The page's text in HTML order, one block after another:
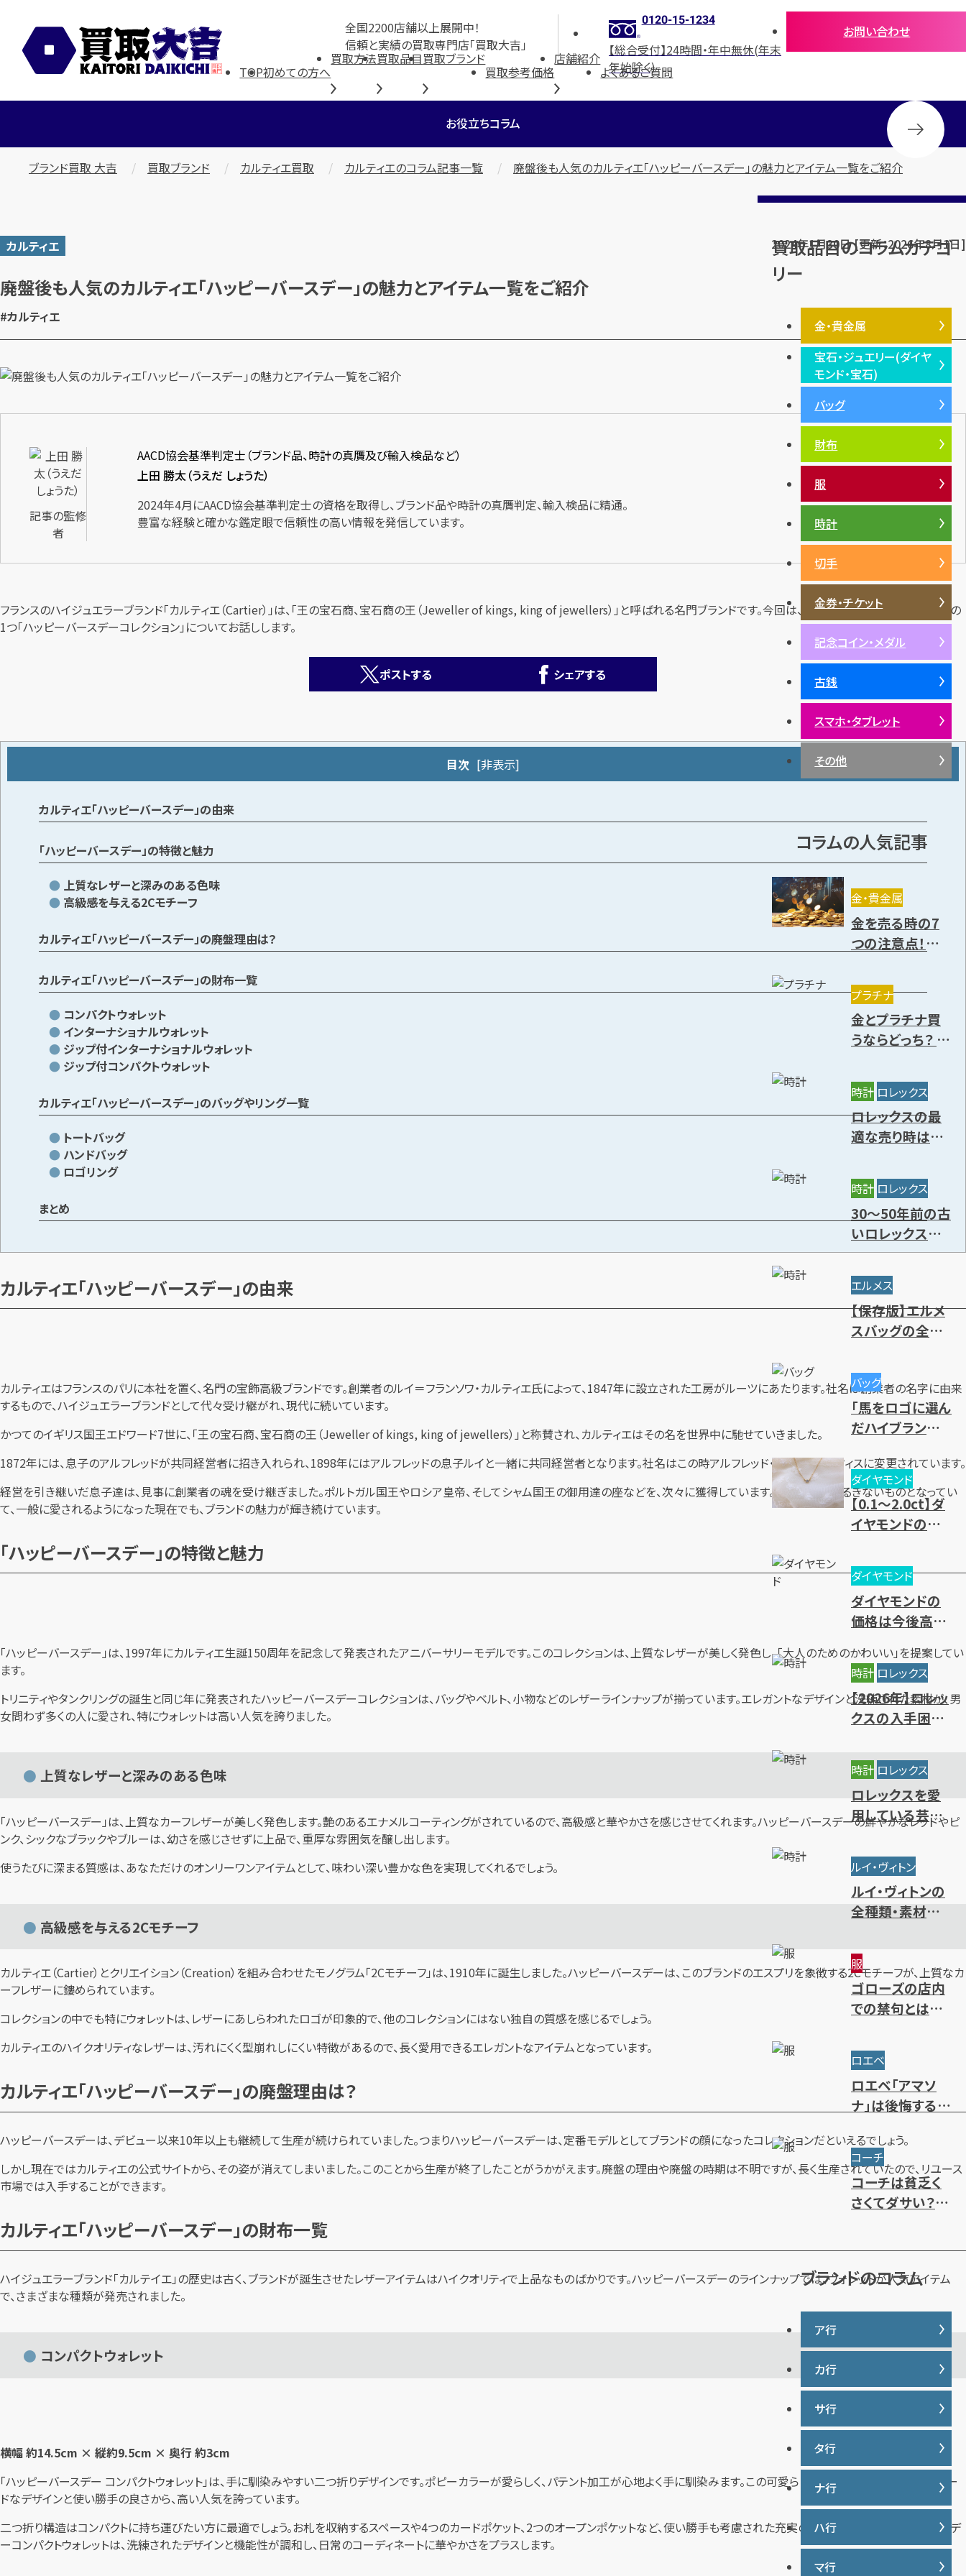
全国2200店舗以上展開中！
信頼と実績の買取専門店「買取大吉」
0120-15-1234
【総合受付】24時間・年中無休(年末
年始除く)
お問い合わせ
TOP初めての方へ
買取方法買取品目買取ブランド
買取参考価格
店舗紹介
よくあるご質問
お役立ちコラム
ブランド買取 大吉 買取ブランド カルティエ買取 カルティエのコラム記事一覧 廃盤後も人気のカルティエ「ハッピーバースデー」の魅力とアイテム一覧をご紹介
カルティエ 2024年1月30日 [更新：2026年8月1日]
廃盤後も人気のカルティエ「ハッピーバースデー」の魅力とアイテム一覧をご紹介
#カルティエ
記事の監修
者
AACD協会基準判定士（ブランド品、時計の真贋及び輸入検品など）
上田 勝太（うえだ しょうた）
2024年4月にAACD協会基準判定士の資格を取得し、ブランド品や時計の真贋判定、輸入検品に精通。
豊富な経験と確かな鑑定眼で信頼性の高い情報を発信しています。
フランスのハイジュエラーブランド「カルティエ（Cartier）」は、「王の宝石商、宝石商の王（Jeweller of kings, king of jewellers）」と呼ばれる名門ブランドです。今回は、そんなカルティエの人気ラインの
1つ「ハッピーバースデーコレクション」についてお話しします。
ポストする シェアする
目次 [非表示]
カルティエ「ハッピーバースデー」の由来
「ハッピーバースデー」の特徴と魅力
上質なレザーと深みのある色味
高級感を与える2Cモチーフ
カルティエ「ハッピーバースデー」の廃盤理由は？
カルティエ「ハッピーバースデー」の財布一覧
コンパクトウォレット
インターナショナルウォレット
ジップ付インターナショナルウォレット
ジップ付コンパクトウォレット
カルティエ「ハッピーバースデー」のバッグやリング一覧
トートバッグ
ハンドバッグ
ロゴリング
まとめ
カルティエ「ハッピーバースデー」の由来
カルティエはフランスのパリに本社を置く、名門の宝飾高級ブランドです。創業者のルイ＝フランソワ・カルティエ氏によって、1847年に設立された工房がルーツにあたります。社名は創業者の名字に由来
するもので、ハイジュエラーブランドとして代々受け継がれ、現代に続いています。
かつてのイギリス国王エドワード7世に、「王の宝石商、宝石商の王（Jeweller of kings, king of jewellers）」と称賛され、カルティエはその名を世界中に馳せていきました。
1872年には、息子のアルフレッドが共同経営者に招き入れられ、1898年にはアルフレッドの息子ルイと一緒に共同経営者となります。社名はこの時アルフレッド・カルティエ＆フィスに変更されています。
経営を引き継いだ息子達は、見事に創業者の魂を受け継ぎました。ポルトガル国王やロシア皇帝、そしてシャム国王の御用達の座などを、次々に獲得しています。その名声は揺るぎないものとなってい
て、一般に愛されるようになった現在でも、ブランドの魅力が輝き続けています。
「ハッピーバースデー」の特徴と魅力
「ハッピーバースデー」は、1997年にカルティエ生誕150周年を記念して発表されたアニバーサリーモデルです。このコレクションは、上質なレザーが美しく発色し、「大人のためのかわいい」を提案してい
ます。
トリニティやタンクリングの誕生と同じ年に発表されたハッピーバースデーコレクションは、バッグやベルト、小物などのレザーラインナップが揃っています。エレガントなデザインと洗練された素材が、男
女問わず多くの人に愛され、特にウォレットは高い人気を誇りました。
上質なレザーと深みのある色味
「ハッピーバースデー」は、上質なカーフレザーが美しく発色します。艶のあるエナメルコーティングがされているので、高級感と華やかさを感じさせてくれます。ハッピーバースデーの鮮やかなレッドやピ
ンク、シックなブラックやブルーは、幼さを感じさせずに上品で、重厚な雰囲気を醸し出します。
使うたびに深まる質感は、あなただけのオンリーワンアイテムとして、味わい深い豊かな色を実現してくれるでしょう。
高級感を与える2Cモチーフ
カルティエ（Cartier）とクリエイション（Creation）を組み合わせたモノグラム「2Cモチーフ」は、1910年に誕生しました。ハッピーバースデーは、このブランドのエスプリを象徴する2Cモチーフが、上質なカ
ーフレザーに鏤められています。
コレクションの中でも特にウォレットは、レザーにあしらわれたロゴが印象的で、他のコレクションにはない独自の質感を感じるでしょう。
カルティエのハイクオリティなレザーは、汚れにくく型崩れしにくい特徴があるので、長く愛用できるエレガントなアイテムとなっています。
カルティエ「ハッピーバースデー」の廃盤理由は？
ハッピーバースデーは、デビュー以来10年以上も継続して生産が続けられていました。つまりハッピーバースデーは、定番モデルとしてブランドの顔になったコレクションだといえるでしょう。
しかし現在ではカルティエの公式サイトから、その姿が消えてしまいました。このことから生産が終了したことがうかがえます。廃盤の理由や廃盤の時期は不明ですが、長く生産されていたので、リユース
市場では入手することができます。
カルティエ「ハッピーバースデー」の財布一覧
ハイジュエラーブランド「カルテイエ」の歴史は古く、ブランドが誕生させたレザーアイテムはハイクオリティで上品なものばかりです。ハッピーバースデーのラインナップでは、ウォレットが人気アイテム
で、さまざまな種類が発売されました。
コンパクトウォレット
横幅 約14.5cm × 縦約9.5cm × 奥行 約3cm
「ハッピーバースデー コンパクトウォレット」は、手に馴染みやすい二つ折りデザインです。ポピーカラーが愛らしく、パテント加工が心地よく手に馴染みます。この可愛らしいウォレットは、そのスタンダー
ドなデザインと使い勝手の良さから、高い人気を誇っています。
二つ折り構造はコンパクトに持ち運びたい方に最適でしょう。お札を収納するスペースや4つのカードポケット、2つのオープンポケットなど、使い勝手も考慮された充実のデザインです。ハッピーバースデ
ーコンパクトウォレットは、洗練されたデザインと機能性が調和し、日常のコーディネートに華やかさをプラスします。
買取品目のコラムカテゴ
リー
金・貴金属
金・貴金属TOP
プラチナ
銀・シルバー
宝石・ジュエリー(ダイヤ
モンド・宝石)
宝石・ジュエリー(ダイヤモン
ド・宝石)TOP
ダイヤモンド
サファイア
パール
サンゴ
ヒスイ
バッグ
財布
服
時計
切手
金券・チケット
記念コイン・メダル
古銭
スマホ・タブレット
その他
コラムの人気記事
金・貴金属
金を売る時の7
つの注意点！売り
きる種類を解説
プラチナ
金とプラチナ買
うならどっち？ 特
い・今後の資産
価値を解説
時計 ロレックス
ロレックスの最
適な売り時はい
と高価買取時期
7選
時計 ロレックス
30～50年前の古
いロレックスに
価値はある？年
代別の買取相場
や高価買取のコ
ツ
エルメス
【保存版】エルメ
スバッグの全種
廃盤モデル～レ
ディース・メンズ
まで一挙紹介
バッグ
「馬をロゴに選ん
だハイブランド」
ダイヤモンド
【0.1～2.0ct】ダ
イヤモンドの買
値基準と売却時
のポイントとは？
ダイヤモンド
ダイヤモンドの
価格は今後高騰
値上がりの背景
時計 ロレックス
【2026年】ロレッ
クスの入手困難
えないレアモデ
ルの特徴
時計 ロレックス
ロレックスを愛
用している芸能
人・有名人をモデ
ル別にご紹介
ルイ・ヴィトン
ルイ・ヴィトンの
全種類・素材一
～限定・廃盤ライ
ンまで一挙紹介
服
ゴローズの店内
での禁句とは？
抽選方法を解説
ロエベ
ロエベ「アマソ
ナ」は後悔するほ
勝手やサイズ・人
気色を解説
コーチ
コーチは貧乏く
さくてダサい？年
ブランドのコラム
ア行
IWC
ヴァシュロンコンスタンタン
ウブロ
エルメス
オーデマ ピゲ
オメガ
カ行
カナダグース
カルティエ
グッチ
クロムハーツ
ケイト・スペード
コーチ
サ行
サマンサタバサ
ジーショック
ジャガー・ルクルト
シャネル
シュプリーム
ショパール
タ行
タグ・ホイヤー
ディオール
ティファニー
トリーバーチ
ナ行
ナイキ
ハ行
バーバリー
マ行